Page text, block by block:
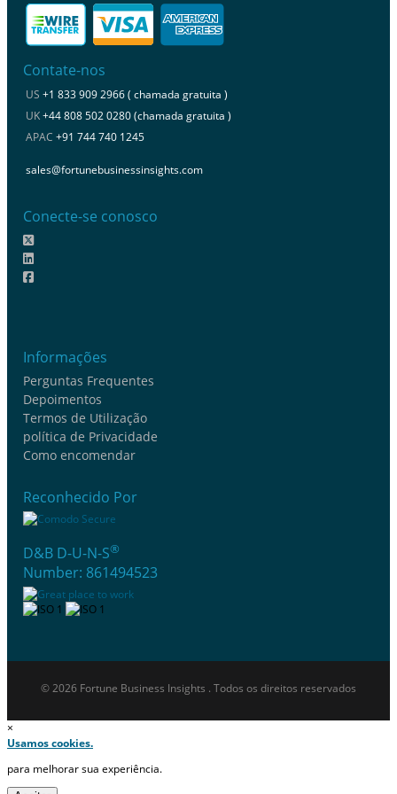
Contate-nos
US +1 833 909 2966 ( chamada gratuita )
UK+44 808 502 0280 (chamada gratuita )
APAC +91 744 740 1245
sales@fortunebusinessinsights.com
Conecte-se conosco
Informações
Perguntas Frequentes
Depoimentos
Termos de Utilização
política de Privacidade
Como encomendar
Reconhecido Por
D&B D-U-N-S®
Number: 861494523
© 2026 Fortune Business Insights . Todos os direitos reservados
×
Usamos cookies.
para melhorar sua experiência.